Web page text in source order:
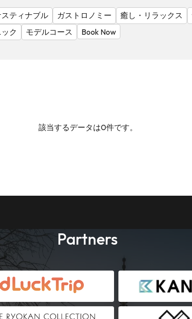
ティナブル ガストロノミー 癒し・リラックス
ク モデルコース Book Now
該当するデータは0件です。
Partners